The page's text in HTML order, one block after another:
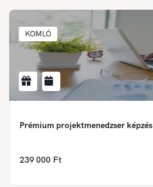
KOMLÓ
Prémium projektmenedzser képzés
239 000 Ft